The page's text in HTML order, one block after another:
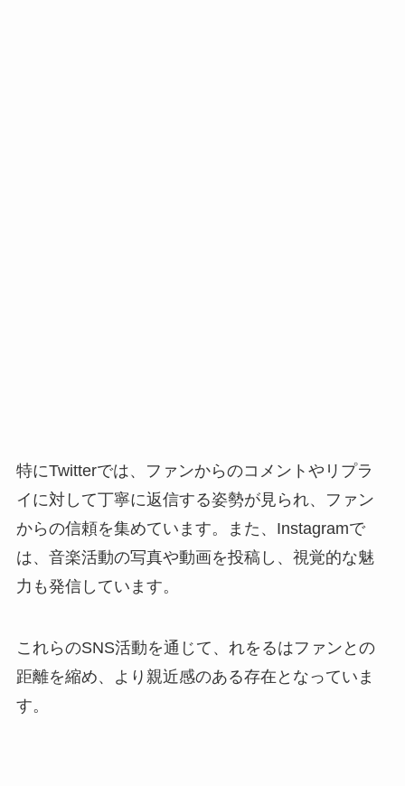
特にTwitterでは、ファンからのコメントやリプラ
イに対して丁寧に返信する姿勢が見られ、ファン
からの信頼を集めています。また、Instagramで
は、音楽活動の写真や動画を投稿し、視覚的な魅
力も発信しています。
これらのSNS活動を通じて、れをるはファンとの
距離を縮め、より親近感のある存在となっていま
す。